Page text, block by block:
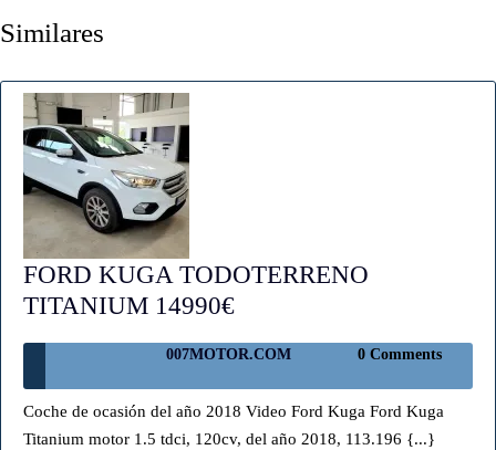
Similares
FORD KUGA TODOTERRENO
TITANIUM 14990€FORD
KUGA
TODOTERRENO
TITANIUM
14990€
007MOTOR.COM 007MOTOR.COM
0 Comments
Coche de ocasión del año 2018 Video Ford Kuga Ford Kuga
Titanium motor 1.5 tdci, 120cv, del año 2018, 113.196 {...}